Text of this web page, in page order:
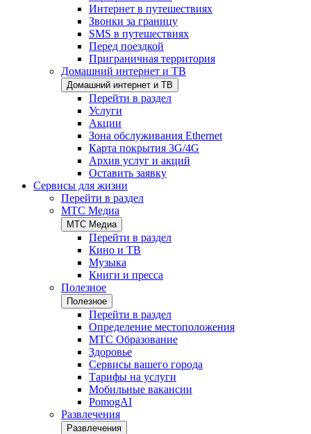
Интернет в путешествиях
Звонки за границу
SMS в путешествиях
Перед поездкой
Приграничная территория
Домашний интернет и ТВ
Домашний интернет и ТВ
Перейти в раздел
Услуги
Акции
Зона обслуживания Ethernet
Карта покрытия 3G/4G
Архив услуг и акций
Оставить заявку
Сервисы для жизни
Перейти в раздел
МТС Медиа
МТС Медиа
Перейти в раздел
Кино и ТВ
Музыка
Книги и пресса
Полезное
Полезное
Перейти в раздел
Определение местоположения
МТС Образование
Здоровье
Сервисы вашего города
Тарифы на услуги
Мобильные вакансии
PomogAI
Развлечения
Развлечения